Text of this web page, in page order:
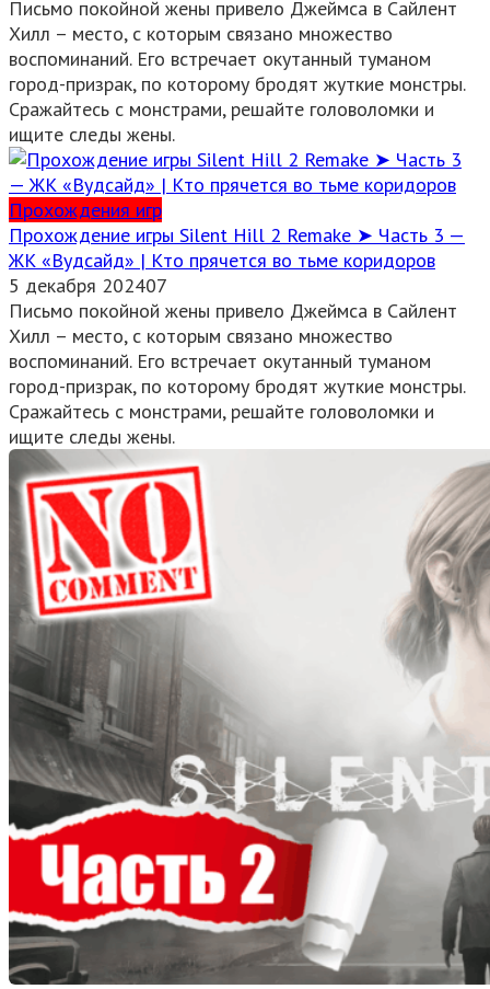
Письмо покойной жены привело Джеймса в Сайлент
Хилл – место, с которым связано множество
воспоминаний. Его встречает окутанный туманом
город-призрак, по которому бродят жуткие монстры.
Сражайтесь с монстрами, решайте головоломки и
ищите следы жены.
Прохождения игр
Прохождение игры Silent Hill 2 Remake ➤ Часть 3 —
ЖК «Вудсайд» | Кто прячется во тьме коридоров
5 декабря 202407
Письмо покойной жены привело Джеймса в Сайлент
Хилл – место, с которым связано множество
воспоминаний. Его встречает окутанный туманом
город-призрак, по которому бродят жуткие монстры.
Сражайтесь с монстрами, решайте головоломки и
ищите следы жены.